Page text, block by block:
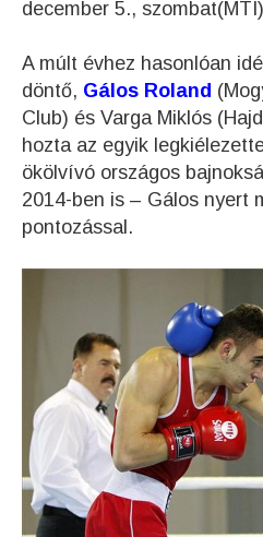
december 5., szombat(MTI)
A múlt évhez hasonlóan
döntő, Gálos Roland
Club) és Varga Miklós
hozta az egyik
ökölvívó országos
2014-ben is – Gálos nyert
pontozással.